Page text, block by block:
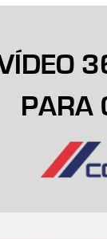
PARA